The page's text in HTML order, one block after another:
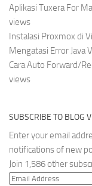
Aplikasi Tuxera For
views
Instalasi Proxmox di
Mengatasi Error Java
Cara Auto Forward/
views
SUBSCRIBE TO BLOG
Enter your email
notifications of new
Join 1,586 other
Email